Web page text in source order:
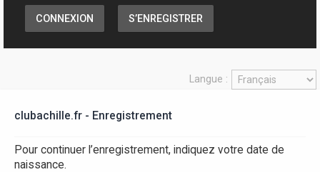
CONNEXION S’ENREGISTRER
Langue :
clubachille.fr - Enregistrement
Pour continuer l’enregistrement, indiquez votre date de
naissance.